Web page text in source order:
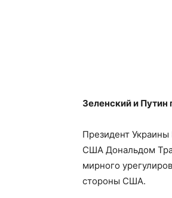
Зеленский и
Президент
США Дональдом
мирного
стороны США.